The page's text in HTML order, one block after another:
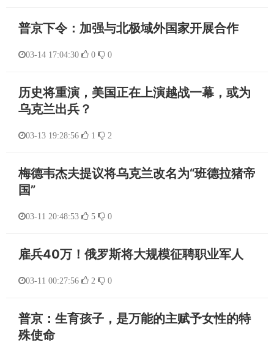
普京下令：加强与北极域外国家开展合作
03-14 17:04:30 0 0
历史将重演，美国正在上演越战一幕，或为
乌克兰出兵？
03-13 19:28:56 1 2
梅德韦杰夫提议将乌克兰改名为“班德拉猪帝
国”
03-11 20:48:53 5 0
雇兵40万！俄罗斯将大规模征聘职业军人
03-11 00:27:56 2 0
普京：生育孩子，是万能的主赋予女性的特
殊使命